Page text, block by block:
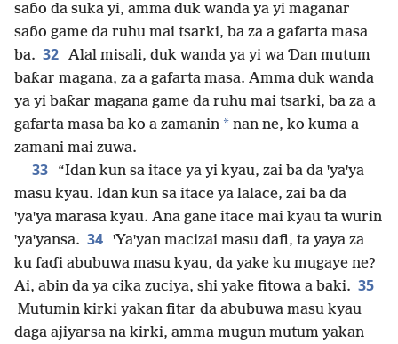
saɓo da suka yi, amma duk wanda ya yi maganar
saɓo game da ruhu mai tsarki, ba za a gafarta masa
ba. 32 Alal misali, duk wanda ya yi wa Ɗan mutum
baƙar magana, za a gafarta masa. Amma duk wanda
ya yi baƙar magana game da ruhu mai tsarki, ba za a
gafarta masa ba ko a zamanin * nan ne, ko kuma a
zamani mai zuwa.
33
“Idan kun sa itace ya yi kyau, zai ba da ꞌyaꞌya
masu kyau. Idan kun sa itace ya lalace, zai ba da
ꞌyaꞌya marasa kyau. Ana gane itace mai kyau ta wurin
ꞌyaꞌyansa. 34 ꞌYaꞌyan macizai masu dafi, ta yaya za
ku faɗi abubuwa masu kyau, da yake ku mugaye ne?
Ai, abin da ya cika zuciya, shi yake fitowa a baki. 35
Mutumin kirki yakan fitar da abubuwa masu kyau
daga ajiyarsa na kirki, amma mugun mutum yakan